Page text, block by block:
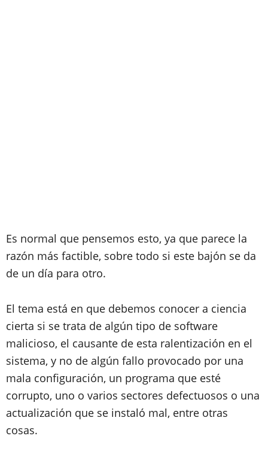
Es normal que pensemos esto, ya que parece la
razón más factible, sobre todo si este bajón se da
de un día para otro.
El tema está en que debemos conocer a ciencia
cierta si se trata de algún tipo de software
malicioso, el causante de esta ralentización en el
sistema, y no de algún fallo provocado por una
mala configuración, un programa que esté
corrupto, uno o varios sectores defectuosos o una
actualización que se instaló mal, entre otras
cosas.